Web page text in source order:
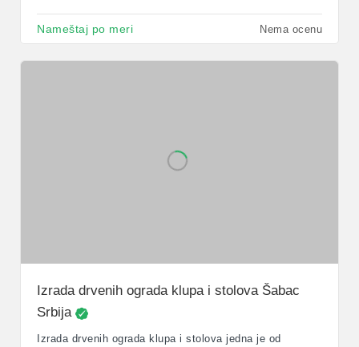
Nameštaj po meri Nema ocenu
Izrada drvenih ograda klupa i stolova Šabac
Srbija
Izrada drvenih ograda klupa i stolova jedna je od